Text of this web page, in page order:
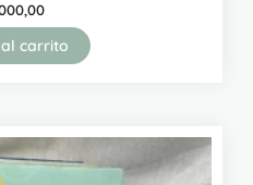
carrito